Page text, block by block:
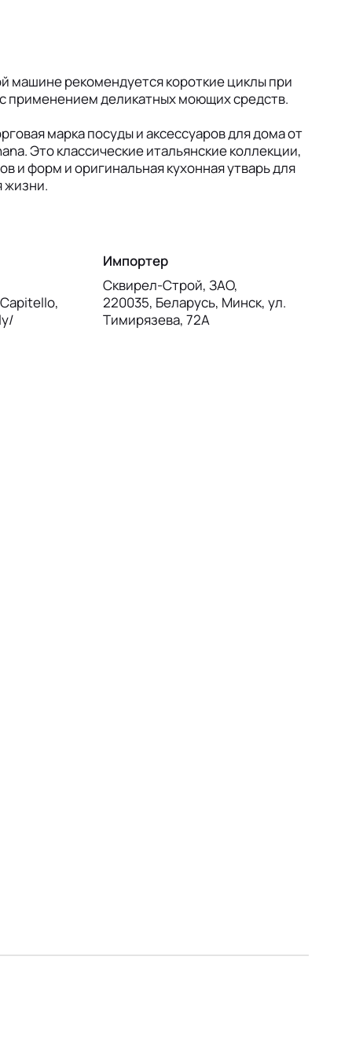
машине рекомендуется короткие циклы при
применением деликатных моющих средств.
марка посуды и аксессуаров для дома от
Это классические итальянские коллекции,
и форм и оригинальная кухонная утварь для
жизни.
Импортер
Сквирел-Строй, ЗАО,
220035, Беларусь, Минск, ул.
Тимирязева, 72А